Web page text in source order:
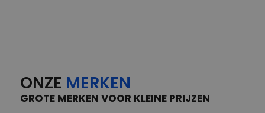
ONZE MERKEN
GROTE MERKEN VOOR KLEINE PRIJZEN